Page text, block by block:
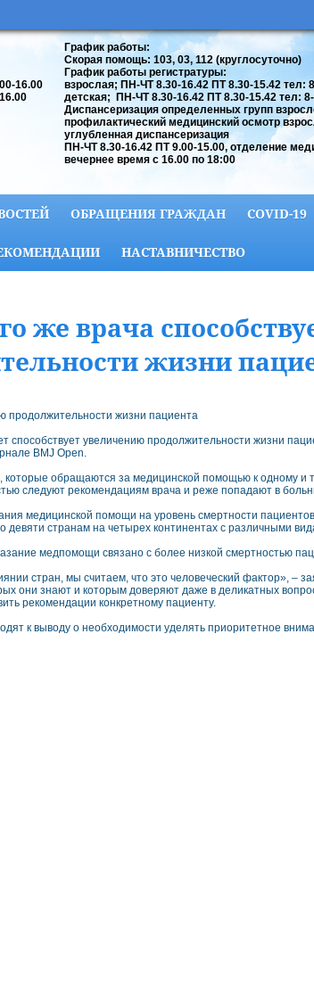
16.00
График работы:
Скорая помощь: 103, 03, 112 (круглосуточно)
График работы регистратуры:
взрослая; ПН-ЧТ 8.30-16.42 ПТ 8.30-15.42 тел:
детская; ПН-ЧТ 8.30-16.42 ПТ 8.30-15.42 тел:
Диспансеризация определенных групп
профилактический медицинский осмотр
углубленная диспансеризация
ПН-ЧТ 8.30-16.42 ПТ 9.00-15.00, отделение
вечернее время с 16.00 по 18:00
ОБРАЩЕНИЯ ГРАЖДАН COVID-19
НАСТАВНИЧЕСТВО
же врача
жизни
продолжительности жизни пациента
способствует увеличению продолжительности жизни
BMJ Open.
обращаются за медицинской помощью к одному и
следуют рекомендациям врача и реже попадают в
медицинской помощи на уровень смертности
странам на четырех континентах с различными
медпомощи связано с более низкой смертностью
стран, мы считаем, что это человеческий фактор», –
они знают и которым доверяют даже в деликатных
рекомендации конкретному пациенту.
к выводу о необходимости уделять приоритетное